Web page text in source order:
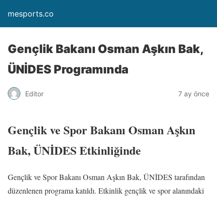
mesports.co
Gençlik Bakanı Osman Aşkın Bak,
ÜNİDES Programında
Editor 7 ay önce
Gençlik ve Spor Bakanı Osman Aşkın
Bak, ÜNİDES Etkinliğinde
Gençlik ve Spor Bakanı Osman Aşkın Bak, ÜNİDES tarafından
düzenlenen programa katıldı. Etkinlik gençlik ve spor alanındaki